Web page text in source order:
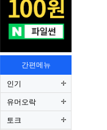
간편메뉴
인기
유머오락
토크